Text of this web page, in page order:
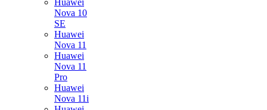
Huawei
Nova 10
SE
Huawei
Nova 11
Huawei
Nova 11
Pro
Huawei
Nova 11i